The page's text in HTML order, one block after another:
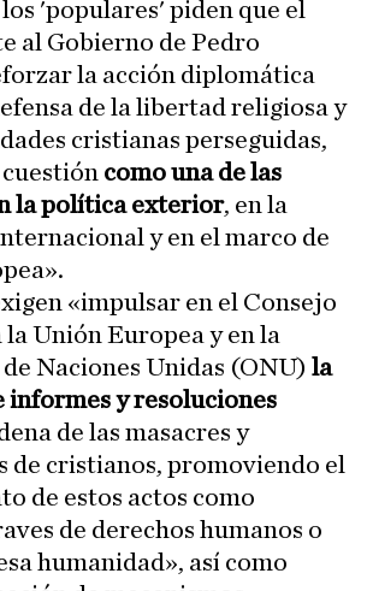
'populares' piden que el
al Gobierno de Pedro
la acción diplomática
de la libertad religiosa y
cristianas perseguidas,
como una de las
la política exterior, en la
y en el marco de
«impulsar en el Consejo
la Unión Europea y en la
Naciones Unidas (ONU) la
informes y resoluciones
de las masacres y
de cristianos, promoviendo el
de estos actos como
de derechos humanos o
humanidad», así como